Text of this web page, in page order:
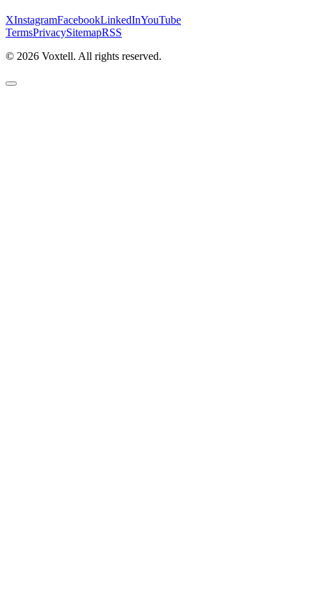
XInstagramFacebookLinkedInYouTube
TermsPrivacySitemapRSS
© 2026 Voxtell. All rights reserved.